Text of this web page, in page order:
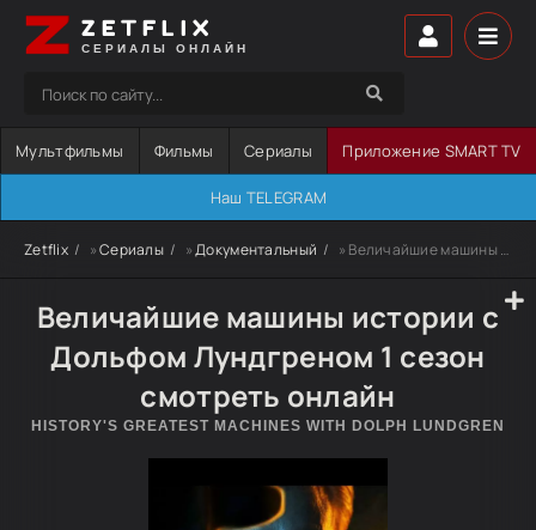
ZETFLIX
СЕРИАЛЫ ОНЛАЙН
Мультфильмы Фильмы Сериалы Приложение SMART TV
Наш TELEGRAM
Zetflix »Сериалы »Документальный » Величайшие машины истории с Дольфом Лундгреном
Величайшие машины истории с
Дольфом Лундгреном 1 сезон
смотреть онлайн
HISTORY'S GREATEST MACHINES WITH DOLPH LUNDGREN